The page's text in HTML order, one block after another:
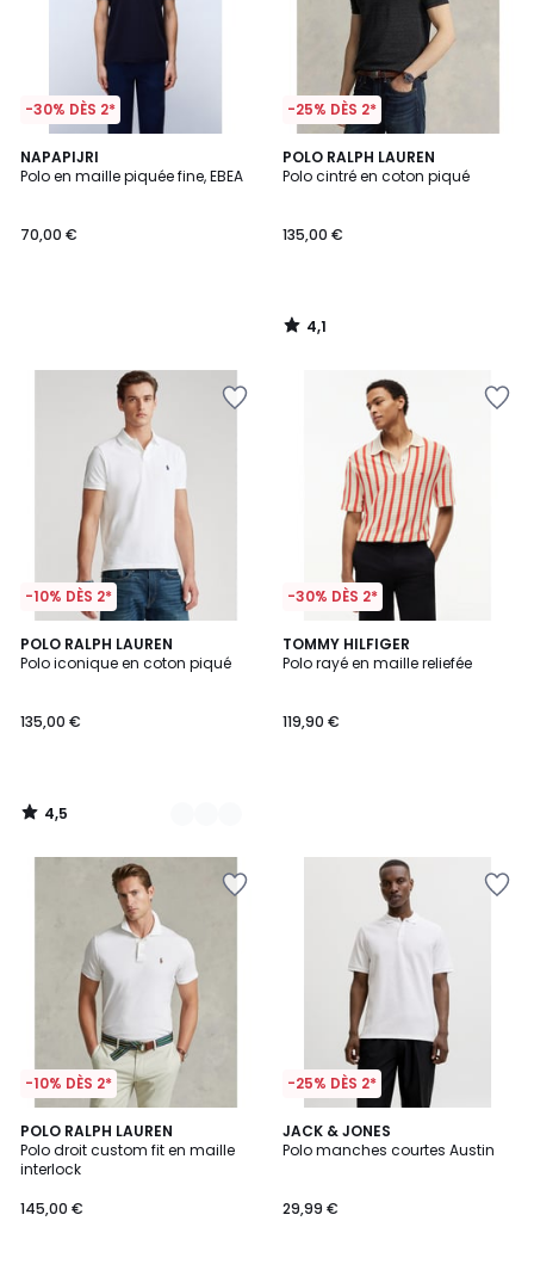
-30% DÈS 2*
NAPAPIJRI
Polo en maille piquée fine, EBEA
70,00 €
-25% DÈS 2*
POLO RALPH LAUREN
Polo cintré en coton piqué
135,00 €
4,1
/ 5
4,1
/
-10% DÈS 2*
POLO RALPH LAUREN
Polo iconique en coton piqué
135,00 €
4,5
/ 5
5
Couleurs
4,5
/
-30% DÈS 2*
TOMMY HILFIGER
Polo rayé en maille reliefée
119,90 €
-10% DÈS 2*
POLO RALPH LAUREN
Polo droit custom fit en maille
interlock
145,00 €
4,5
/ 5
3
Couleurs
-25% DÈS 2*
JACK & JONES
Polo manches courtes Austin
29,99 €
5
/
2
Couleurs